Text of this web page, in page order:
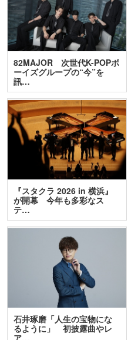
82MAJOR 次世代K-POPボ
ーイズグループの“今”を
訊…
『スタクラ 2026 in 横浜』
が開幕 今年も多彩なス
テ…
石井琢磨「人生の宝物にな
るように」 初披露曲やレ
ア…